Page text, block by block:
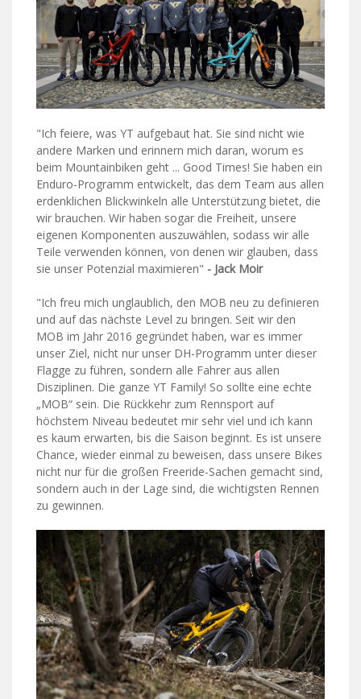
"Ich feiere, was YT aufgebaut hat. Sie sind nicht wie
andere Marken und erinnern mich daran, worum es
beim Mountainbiken geht ... Good Times! Sie haben ein
Enduro-Programm entwickelt, das dem Team aus allen
erdenklichen Blickwinkeln alle Unterstützung bietet, die
wir brauchen. Wir haben sogar die Freiheit, unsere
eigenen Komponenten auszuwählen, sodass wir alle
Teile verwenden können, von denen wir glauben, dass
sie unser Potenzial maximieren" - Jack Moir
"Ich freu mich unglaublich, den MOB neu zu definieren
und auf das nächste Level zu bringen. Seit wir den
MOB im Jahr 2016 gegründet haben, war es immer
unser Ziel, nicht nur unser DH-Programm unter dieser
Flagge zu führen, sondern alle Fahrer aus allen
Disziplinen. Die ganze YT Family! So sollte eine echte
„MOB“ sein. Die Rückkehr zum Rennsport auf
höchstem Niveau bedeutet mir sehr viel und ich kann
es kaum erwarten, bis die Saison beginnt. Es ist unsere
Chance, wieder einmal zu beweisen, dass unsere Bikes
nicht nur für die großen Freeride-Sachen gemacht sind,
sondern auch in der Lage sind, die wichtigsten Rennen
zu gewinnen.